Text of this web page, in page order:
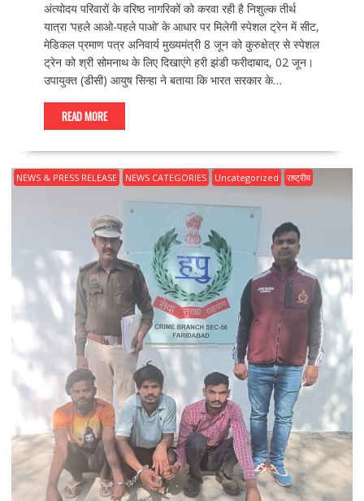
अंत्योदय परिवारों के वरिष्ठ नागरिकों को करवा रही है निशुल्क तीर्थ
यात्रा ‘पहले आओ-पहले पाओ’ के आधार पर मिलेगी स्पेशल ट्रेन में सीट,
मेडिकल प्रमाण पत्र अनिवार्य मुख्यमंत्री 8 जून को कुरुक्षेत्र से स्पेशल
ट्रेन को श्री सोमनाथ के लिए दिखाएंगे हरी झंडी फरीदाबाद, 02 जून।
उपायुक्त (डीसी) आयुष सिन्हा ने बताया कि भारत सरकार के…
READ MORE
NEWS & PRESS RELEASE NEWS CATEGORIES Uncategorized राष्ट्रीय